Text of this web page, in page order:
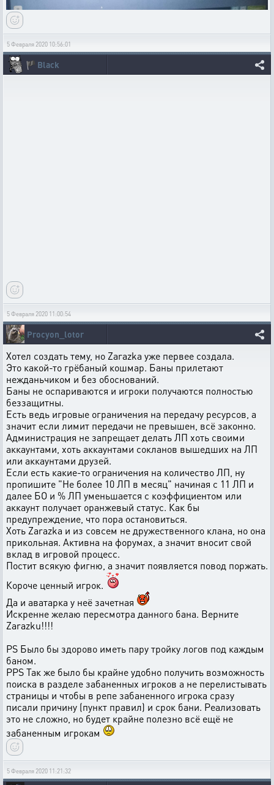
5 Февраля 2020 10:56:01
🏴 Black
5 Февраля 2020 11:00:54
Procyon_lotor
Хотел создать тему, но Zarazka уже первее создала.
Это какой-то грёбаный кошмар. Баны прилетают
нежданьчиком и без обоснований.
Баны не оспариваются и игроки получаются полностью
беззащитны.
Есть ведь игровые ограничения на передачу ресурсов, а
значит если лимит передачи не превышен, всё законно.
Администрация не запрещает делать ЛП хоть своими
аккаунтами, хоть аккаунтами сокланов вышедших на ЛП
или аккаунтами друзей.
Если есть какие-то ограничения на количество ЛП, ну
пропишите "Не более 10 ЛП в месяц" начиная с 11 ЛП и
далее БО и % ЛП уменьшается с коэффициентом или
аккаунт получает оранжевый статус. Как бы
предупреждение, что пора остановиться.
Хоть Zarazka и из совсем не дружественного клана, но она
прикольная. Активна на форумах, а значит вносит свой
вклад в игровой процесс.
Постит всякую фигню, а значит появляется повод поржать.
Короче ценный игрок.
Да и аватарка у неё зачетная
Искренне желаю пересмотра данного бана. Верните
Zarazku!!!!
PS Было бы здорово иметь пару тройку логов под каждым
баном.
PPS Так же было бы крайне удобно получить возможность
поиска в разделе забаненных игроков а не перелистывать
страницы и чтобы в репе забаненного игрока сразу
писали причину (пункт правил) и срок бани. Реализовать
это не сложно, но будет крайне полезно всё ещё не
забаненным игрокам
5 Февраля 2020 11:21:32